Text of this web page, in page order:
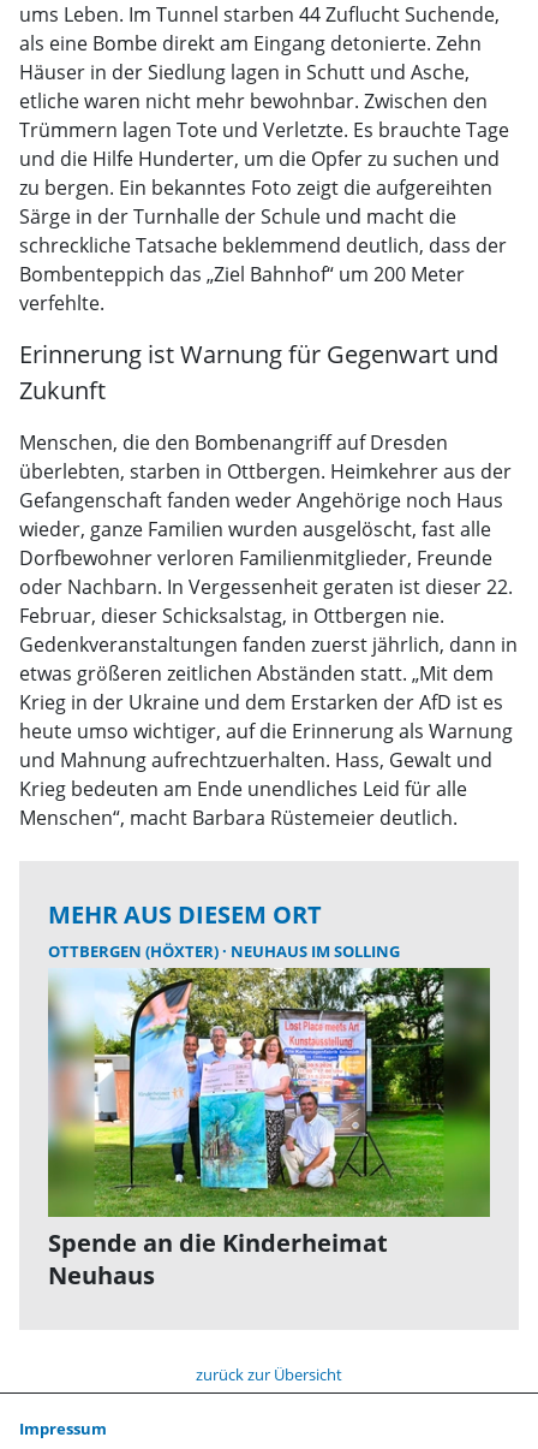
ums Leben. Im Tunnel starben 44 Zuflucht Suchende,
als eine Bombe direkt am Eingang detonierte. Zehn
Häuser in der Siedlung lagen in Schutt und Asche,
etliche waren nicht mehr bewohnbar. Zwischen den
Trümmern lagen Tote und Verletzte. Es brauchte Tage
und die Hilfe Hunderter, um die Opfer zu suchen und
zu bergen. Ein bekanntes Foto zeigt die aufgereihten
Särge in der Turnhalle der Schule und macht die
schreckliche Tatsache beklemmend deutlich, dass der
Bombenteppich das „Ziel Bahnhof“ um 200 Meter
verfehlte.
Erinnerung ist Warnung für Gegenwart und
Zukunft
Menschen, die den Bombenangriff auf Dresden
überlebten, starben in Ottbergen. Heimkehrer aus der
Gefangenschaft fanden weder Angehörige noch Haus
wieder, ganze Familien wurden ausgelöscht, fast alle
Dorfbewohner verloren Familienmitglieder, Freunde
oder Nachbarn. In Vergessenheit geraten ist dieser 22.
Februar, dieser Schicksalstag, in Ottbergen nie.
Gedenkveranstaltungen fanden zuerst jährlich, dann in
etwas größeren zeitlichen Abständen statt. „Mit dem
Krieg in der Ukraine und dem Erstarken der AfD ist es
heute umso wichtiger, auf die Erinnerung als Warnung
und Mahnung aufrechtzuerhalten. Hass, Gewalt und
Krieg bedeuten am Ende unendliches Leid für alle
Menschen“, macht Barbara Rüstemeier deutlich.
MEHR AUS DIESEM ORT
OTTBERGEN (HÖXTER) NEUHAUS IM SOLLING
Spende an die Kinderheimat
Neuhaus
zurück zur Übersicht
Impressum